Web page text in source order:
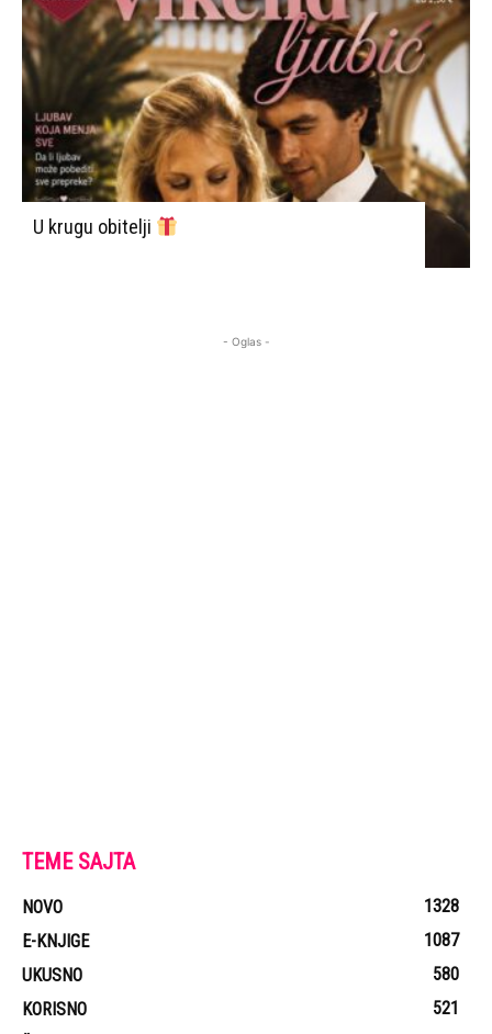
U krugu obitelji
- Oglas -
TEME SAJTA
NOVO
1328
E-KNJIGE
1087
UKUSNO
580
KORISNO
521